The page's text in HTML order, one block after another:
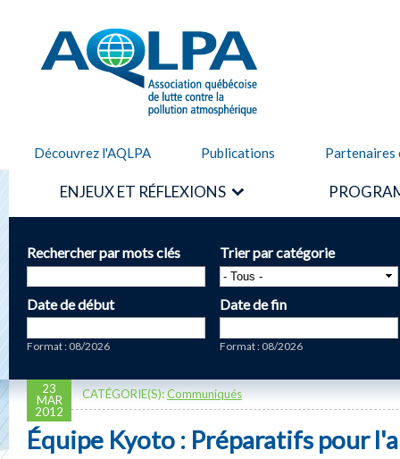
AQLPA
Découvrez l'AQLPA Publications Partenaires
ENJEUX ET RÉFLEXIONS
Rechercher par mots clés Trier par catégorie
Date de début
Format : 08/2026
Date de fin
Format : 08/2026
23
MAR
2012
CATÉGORIE(S):Communiqués
Équipe Kyoto : Préparatifs pour